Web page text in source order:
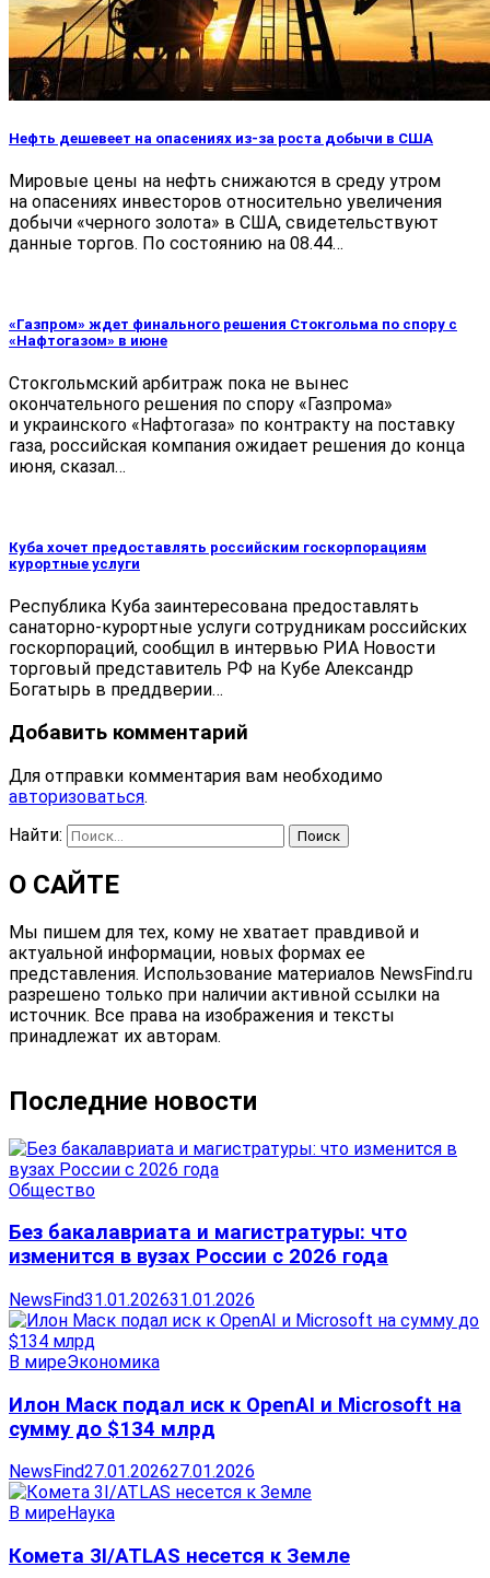
Нефть дешевеет на опасениях из-за роста добычи в США
Мировые цены на нефть снижаются в среду утром
на опасениях инвесторов относительно увеличения
добычи «черного золота» в США, свидетельствуют
данные торгов. По состоянию на 08.44…
«Газпром» ждет финального решения Стокгольма по спору с
«Нафтогазом» в июне
Стокгольмский арбитраж пока не вынес
окончательного решения по спору «Газпрома»
и украинского «Нафтогаза» по контракту на поставку
газа, российская компания ожидает решения до конца
июня, сказал…
Куба хочет предоставлять российским госкорпорациям
курортные услуги
Республика Куба заинтересована предоставлять
санаторно-курортные услуги сотрудникам российских
госкорпораций, сообщил в интервью РИА Новости
торговый представитель РФ на Кубе Александр
Богатырь в преддверии…
Добавить комментарий
Для отправки комментария вам необходимо
авторизоваться.
Найти:
О САЙТЕ
Мы пишем для тех, кому не хватает правдивой и
актуальной информации, новых формах ее
представления. Использование материалов NewsFind.ru
разрешено только при наличии активной ссылки на
источник. Все права на изображения и тексты
принадлежат их авторам.
Последние новости
Общество
Без бакалавриата и магистратуры: что
изменится в вузах России с 2026 года
NewsFind31.01.202631.01.2026
В миреЭкономика
Илон Маск подал иск к OpenAI и Microsoft на
сумму до $134 млрд
NewsFind27.01.202627.01.2026
В миреНаука
Комета 3I/ATLAS несется к Земле